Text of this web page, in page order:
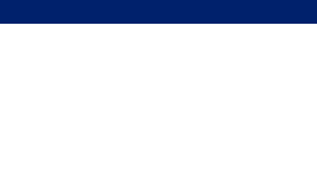
Update